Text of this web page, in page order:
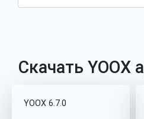
Скачать YOOX
YOOX 6.7.0